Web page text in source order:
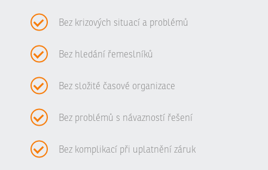
Bez krizových situací a problémů
Bez hledání řemeslníků
Bez složité časové organizace
Bez problémů s návazností řešení
Bez komplikací při uplatnění záruk